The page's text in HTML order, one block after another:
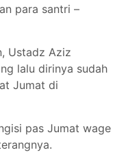
para santri –
Ustadz Aziz
lalu dirinya sudah
Jumat di
pas Jumat wage